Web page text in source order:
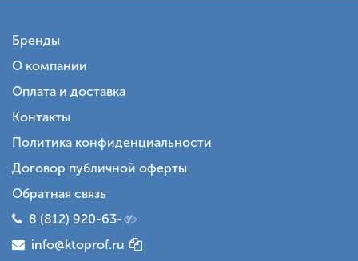
Бренды
О компании
Оплата и доставка
Контакты
Политика конфиденциальности
Договор публичной оферты
Обратная связь
8 (812) 920-63-
info@ktoprof.ru